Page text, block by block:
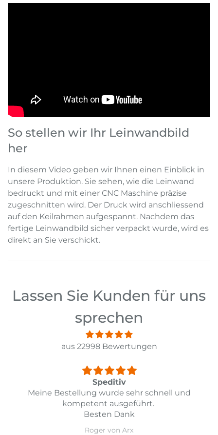
So stellen wir Ihr Leinwandbild
her
In diesem Video geben wir Ihnen einen Einblick in
unsere Produktion. Sie sehen, wie die Leinwand
bedruckt und mit einer CNC Maschine präzise
zugeschnitten wird. Der Druck wird anschliessend
auf den Keilrahmen aufgespannt. Nachdem das
fertige Leinwandbild sicher verpackt wurde, wird es
direkt an Sie verschickt.
Lassen Sie Kunden für uns
sprechen
aus 22998 Bewertungen
Top
Top Lieferung und Preis Leistung
Daniel Guarda